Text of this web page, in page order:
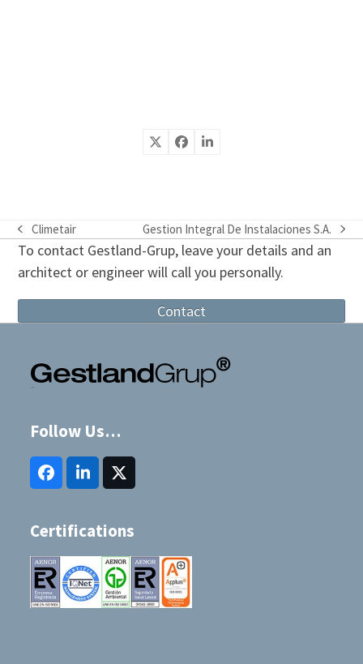
previous
post:
Climetair
next
post:
Gestion Integral De Instalaciones S.A.
To contact Gestland-Grup, leave your details and an
architect or engineer will call you personally.
Contact
Follow Us…
FacebookLinkedInTwitter
(deprecated)
Certifications